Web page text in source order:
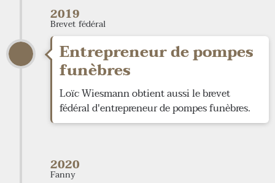
2019
Brevet fédéral
Entrepreneur de pompes
funèbres
Loïc Wiesmann obtient aussi le brevet
fédéral d'entrepreneur de pompes funèbres.
2020
Fanny